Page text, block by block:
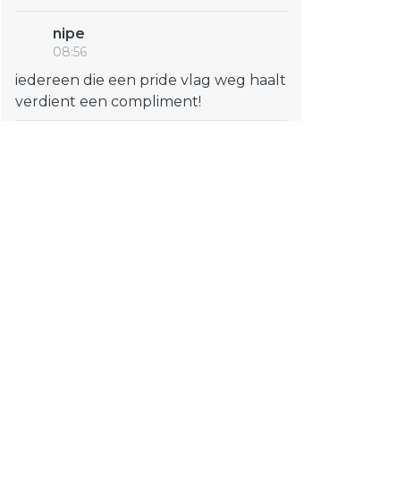
nipe
08:56
iedereen die een pride vlag weg haalt
verdient een compliment!